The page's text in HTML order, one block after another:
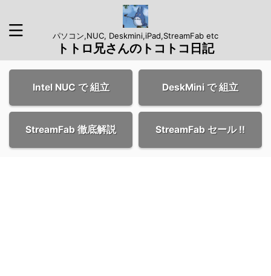
パソコン,NUC, Deskmini,iPad,StreamFab etc
トトロ兄さんのトコトコ日記
Intel NUC で 組立 DeskMini で 組立
StreamFab 徹底解説 StreamFab セール !!